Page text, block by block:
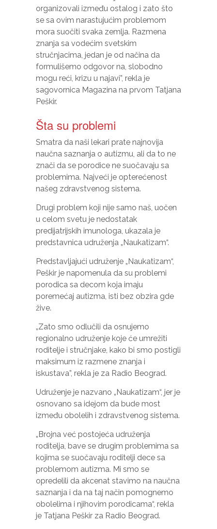
organizovali između ostalog i zato što
se sa ovim narastujućim problemom
mora suočiti svaka zemlja. Razmena
znanja sa vodećim svetskim
stručnjacima, jedan je od načina da
formulišemo odgovor na, slobodno
mogu reći, krizu u najavi”, rekla je
sagovornica Magazina na prvom Tatjana
Peškir.
Šta su problemi
Smatra da naši lekari prate najnovija
naučna saznanja o autizmu, ali da to ne
znači da se porodice ne suočavaju sa
problemima. Najveći je opterećenost
našeg zdravstvenog sistema.
Drugi problem koji nije samo naš, uočen
u celom svetu je nedostatak
predijatrijskih imunologa, ukazala je
predstavnica udruženja „Naukatizam“.
Predstavljajući udruženje „Naukatizam“,
Peškir je napomenula da su problemi
porodica sa decom koja imaju
poremećaj autizma, isti bez obzira gde
žive.
„Zato smo odlučili da osnujemo
regionalno udruženje koje će umrežiti
roditelje i stručnjake, kako bi smo postigli
maksimum iz razmene znanja i
iskustava”, rekla je za Radio Beograd.
Udruženje je nazvano „Naukatizam“, jer je
osnovano sa idejom da bude most
između obolelih i zdravstvenog sistema.
„Brojna već postojeća udruženja
roditelja, bave se drugim problemima sa
kojima se suočavaju roditelji dece sa
problemom autizma. Mi smo se
opredelili da akcenat stavimo na naučna
saznanja i da na taj način pomognemo
obolelima i njihovim porodicama“, rekla
je Tatjana Peškir za Radio Beograd.